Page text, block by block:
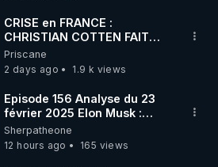
CRISE en FRANCE :
CHRISTIAN COTTEN FAIT
une étrange découverte
Priscane
2 days ago
1.9 k views
Episode 156 Analyse du 23
février 2025 Elon Musk :
Houston , on a un problème !
Sherpatheone
12 hours ago
165 views